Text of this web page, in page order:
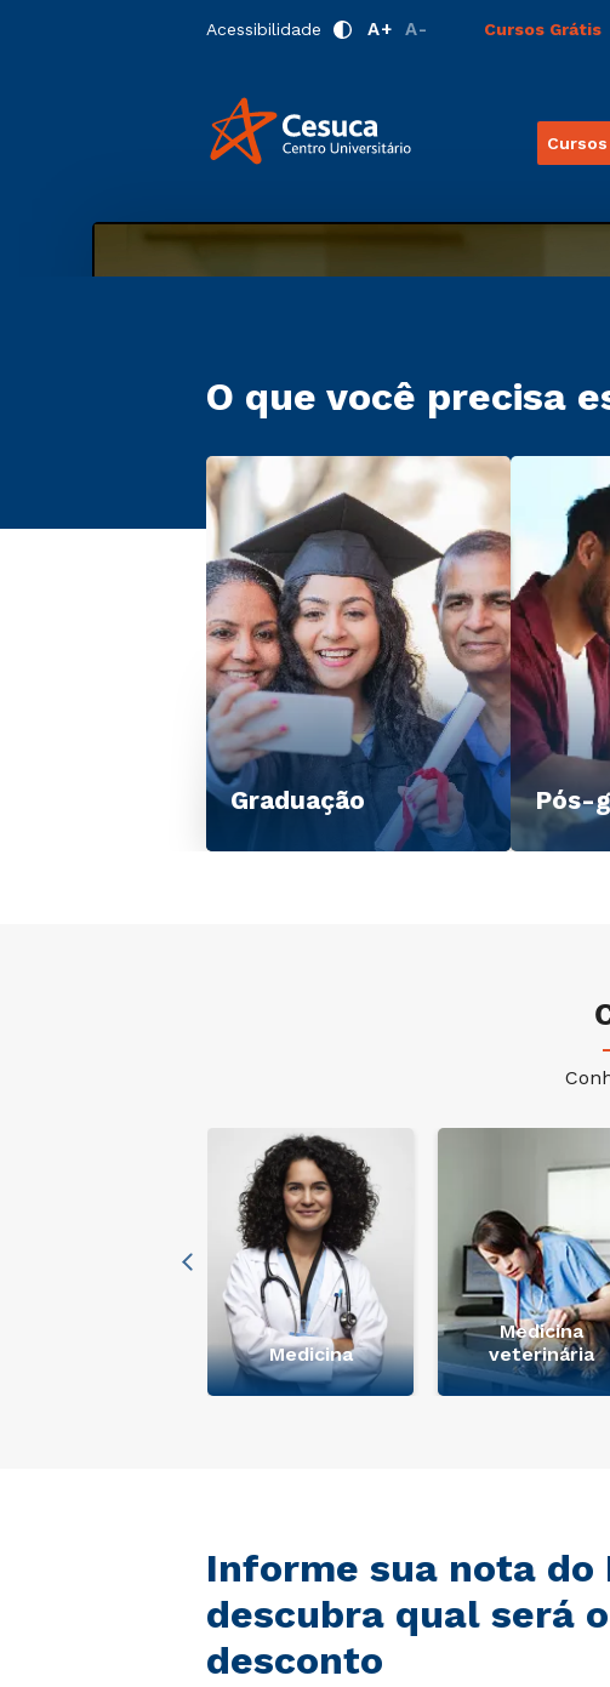
Acessibilidade A+ A- Cursos Grátis
O que você precisa
Graduação Pós-
Medicina
Medicina
veterinária
Informe sua nota do
descubra qual será
desconto